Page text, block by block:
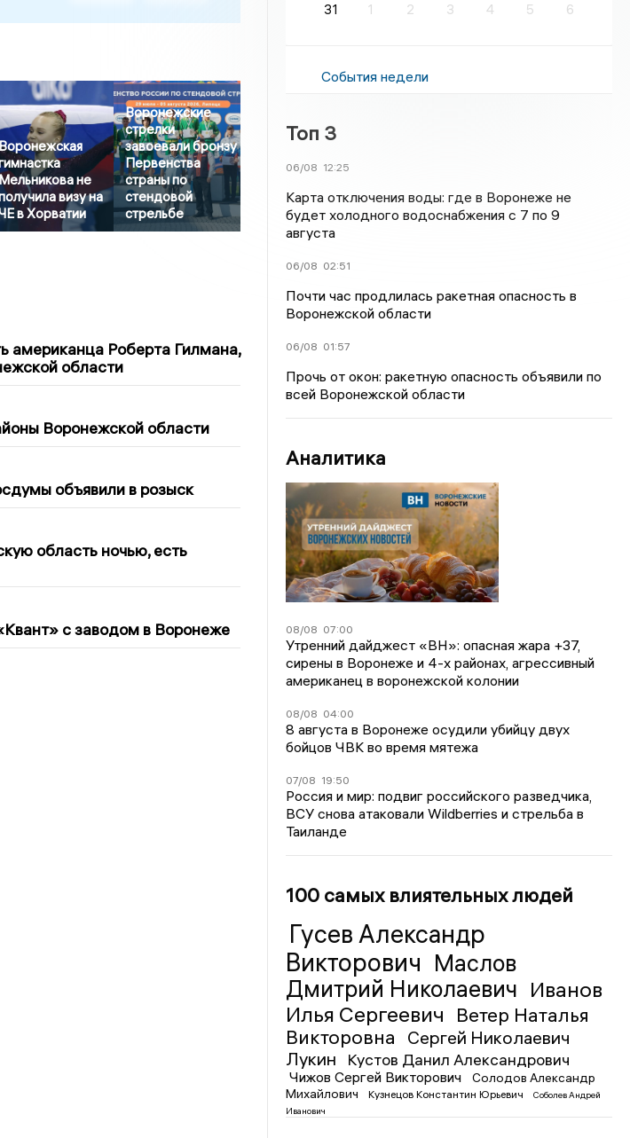
не
визу на
в Хорватии
Воронежские
стрелки
завоевали бронзу
Первенства
страны по
стендовой
стрельбе
Роберта Гилмана,
области
Воронежской области
объявили в розыск
область ночью, есть
с заводом в Воронеже
31
1 2 3 4 5 6
События недели
Топ 3
06/08 12:25
Карта отключения воды: где в Воронеже не
будет холодного водоснабжения с 7 по 9
августа
06/08 02:51
Почти час продлилась ракетная опасность в
Воронежской области
06/08 01:57
Прочь от окон: ракетную опасность объявили по
всей Воронежской области
Аналитика
08/08 07:00
Утренний дайджест «ВН»: опасная жара +37,
сирены в Воронеже и 4-х районах, агрессивный
американец в воронежской колонии
08/08 04:00
8 августа в Воронеже осудили убийцу двух
бойцов ЧВК во время мятежа
07/08 19:50
Россия и мир: подвиг российского разведчика,
ВСУ снова атаковали Wildberries и стрельба в
Таиланде
100 самых влиятельных людей
Гусев Александр
Викторович Маслов
Дмитрий Николаевич Иванов
Илья Сергеевич
Ветер Наталья
Викторовна
Сергей Николаевич
Лукин
Кустов Данил Александрович
Чижов Сергей Викторович
Солодов Александр
Михайлович
Кузнецов Константин Юрьевич
Соболев Андрей
Иванович